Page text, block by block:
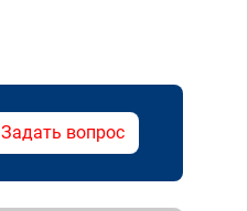
Задать вопрос